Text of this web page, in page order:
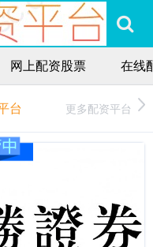
网上配资股票 在线
台 更多配资平台